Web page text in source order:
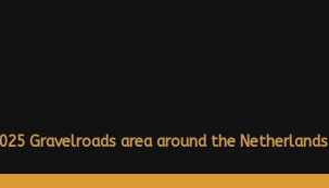
Gravelroads area around the Netherlands